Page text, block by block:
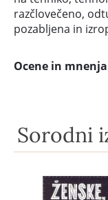
razčlovečeno,
pozabljena in
Ocene in mnenja
Sorodni